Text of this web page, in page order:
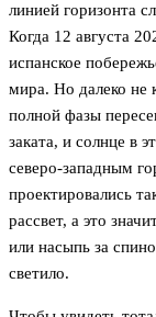
линией горизонта
Когда 12 августа
испанское
мира. Но далеко не
полной фазы
заката, и солнце в
северо-западным
проектировались
рассвет, а это
или насыпь за
светило.